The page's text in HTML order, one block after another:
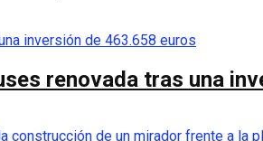
renovada tras una